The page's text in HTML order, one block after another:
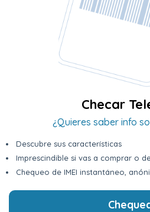
Checar
¿Quieres saber info
Descubre sus características
Imprescindible si vas a comprar o
Chequeo de IMEI instantáneo,